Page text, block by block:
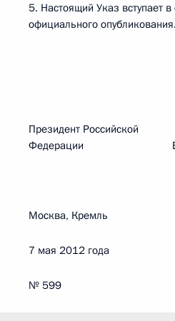
5. Настоящий Указ вступает в
официального опубликования.
Президент Российской
Федерации
Москва, Кремль
7 мая 2012 года
№ 599